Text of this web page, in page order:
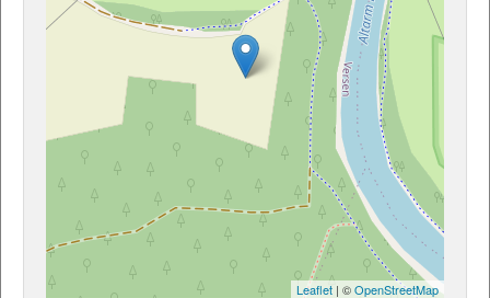
Leaflet | ©OpenStreetMap